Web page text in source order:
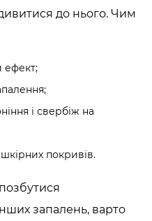
до нього. Чим
ефект;
і свербіж на
покривів.
запалень, варто